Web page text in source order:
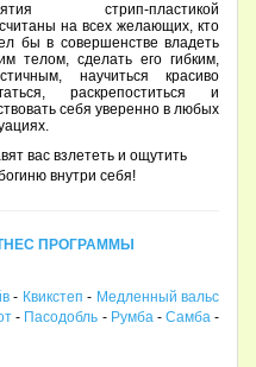
стрип-пластикой
на всех желающих, кто
бы в совершенстве владеть
телом, сделать его гибким,
научиться красиво
раскрепоститься и
себя уверенно в любых
вас взлететь и ощутить
внутри себя!
ПРОГРАММЫ
- Квикстеп - Медленный вальс
- Пасодобль - Румба- Самба-